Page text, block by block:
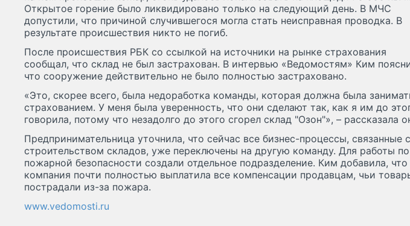
Открытое горение было ликвидировано только на следующий день. В МЧС
допустили, что причиной случившегося могла стать неисправная проводка. В
результате происшествия никто не погиб.
После происшествия РБК со ссылкой на источники на рынке страхования
сообщал, что склад не был застрахован. В интервью «Ведомостям» Ким
что сооружение действительно не было полностью застраховано.
«Это, скорее всего, была недоработка команды, которая должна была
страхованием. У меня была уверенность, что они сделают так, как я им до
говорила, потому что незадолго до этого сгорел склад "Озон"», – рассказала
Предпринимательница уточнила, что сейчас все бизнес-процессы, связанные
строительством складов, уже переключены на другую команду. Для работы по
пожарной безопасности создали отдельное подразделение. Ким добавила, что
компания почти полностью выплатила все компенсации продавцам, чьи
пострадали из-за пожара.
www.vedomosti.ru